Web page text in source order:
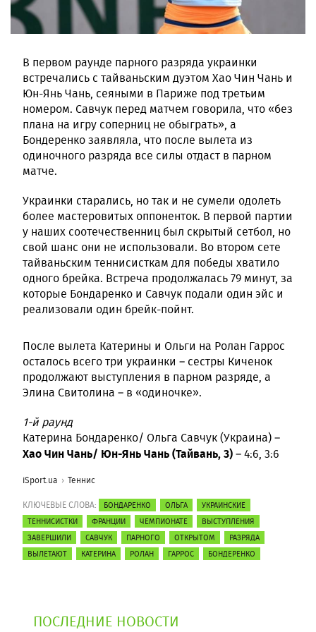
В первом раунде парного разряда украинки
встречались с тайваньским дуэтом Хао Чин Чань и
Юн-Янь Чань, сеяными в Париже под третьим
номером. Савчук перед матчем говорила, что «без
плана на игру соперниц не обыграть», а
Бондеренко заявляла, что после вылета из
одиночного разряда все силы отдаст в парном
матче.
Украинки старались, но так и не сумели одолеть
более мастеровитых оппоненток. В первой партии
у наших соотечественниц был скрытый сетбол, но
свой шанс они не использовали. Во втором сете
тайваньским теннисисткам для победы хватило
одного брейка. Встреча продолжалась 79 минут, за
которые Бондаренко и Савчук подали один эйс и
реализовали один брейк-пойнт.
После вылета Катерины и Ольги на Ролан Гаррос
осталось всего три украинки – сестры Киченок
продолжают выступления в парном разряде, а
Элина Свитолина – в «одиночке».
1-й раунд
Катерина Бондаренко/ Ольга Савчук (Украина) –
Хао Чин Чань/ Юн-Янь Чань (Тайвань, 3)– 4:6, 3:6
iSport.ua Теннис
КЛЮЧЕВЫЕ СЛОВА: БОНДАРЕНКО ОЛЬГА
УКРАИНСКИЕ
ТЕННИСИСТКИ
ФРАНЦИИ ЧЕМПИОНАТЕ
ВЫСТУПЛЕНИЯ
ЗАВЕРШИЛИ
САВЧУК ПАРНОГО ОТКРЫТОМ
РАЗРЯДА
ВЫЛЕТАЮТ
КАТЕРИНА РОЛАН ГАРРОС БОНДЕРЕНКО
ПОСЛЕДНИЕ НОВОСТИ